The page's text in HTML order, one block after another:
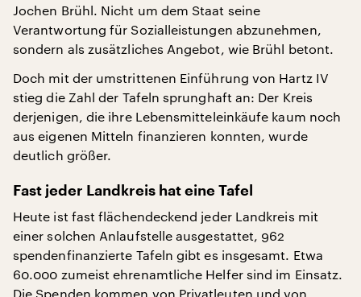
Jochen Brühl. Nicht um dem Staat seine
Verantwortung für Sozialleistungen abzunehmen,
sondern als zusätzliches Angebot, wie Brühl betont.
Doch mit der umstrittenen Einführung von Hartz IV
stieg die Zahl der Tafeln sprunghaft an: Der Kreis
derjenigen, die ihre Lebensmitteleinkäufe kaum noch
aus eigenen Mitteln finanzieren konnten, wurde
deutlich größer.
Fast jeder Landkreis hat eine Tafel
Heute ist fast flächendeckend jeder Landkreis mit
einer solchen Anlaufstelle ausgestattet, 962
spendenfinanzierte Tafeln gibt es insgesamt. Etwa
60.000 zumeist ehrenamtliche Helfer sind im Einsatz.
Die Spenden kommen von Privatleuten und von